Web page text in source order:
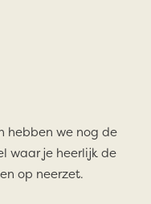
hebben we nog de
waar je heerlijk de
op neerzet.